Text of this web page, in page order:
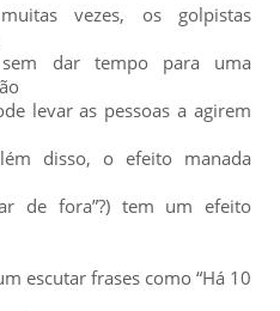
vezes, os golpistas
dar tempo para uma
levar as pessoas a agirem
disso, o efeito manada
de fora”?) tem um efeito
escutar frases como “Há 10